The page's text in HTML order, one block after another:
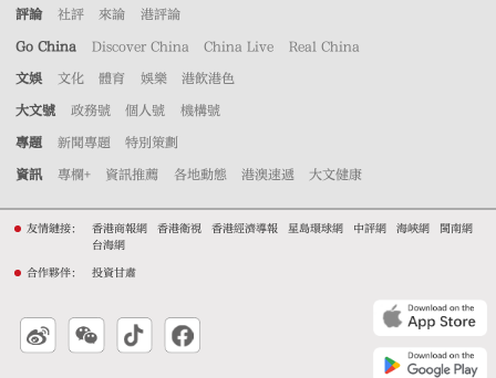
評論 社評 來論 港評論
Go China Discover China China Live Real China
文娛 文化 體育 娛樂 港飲港色
大文號 政務號 個人號 機構號
專題 新聞專題 特別策劃
資訊 專欄+ 資訊推薦 各地動態 港澳速遞 大文健康
友情鏈接： 香港商報網 香港衛視 香港經濟導報 星島環球網 中評網 海峽網
閩南網
台海網
合作夥伴： 投資甘肅